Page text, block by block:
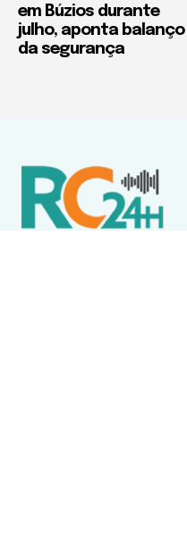
em Búzios durante
julho, aponta balanço
da segurança